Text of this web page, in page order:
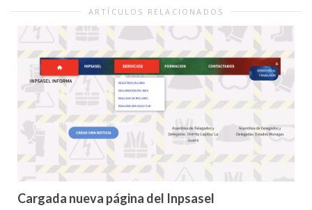
ARTÍCULOS RELACIONADOS
Cargada nueva página del Inpsasel